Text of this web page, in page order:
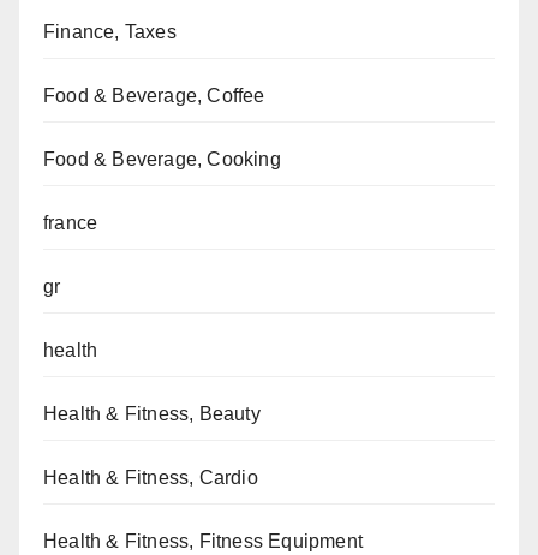
Finance, Taxes
Food & Beverage, Coffee
Food & Beverage, Cooking
france
gr
health
Health & Fitness, Beauty
Health & Fitness, Cardio
Health & Fitness, Fitness Equipment